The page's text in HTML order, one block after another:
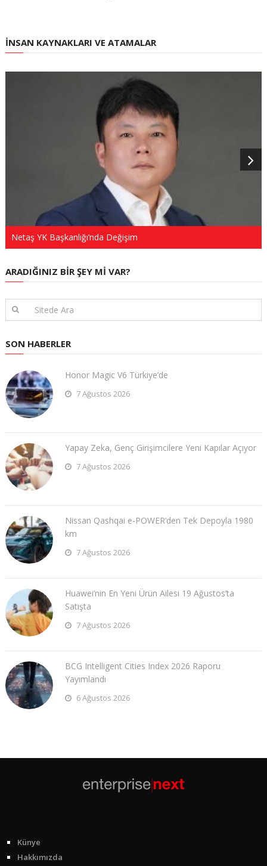
İNSAN KAYNAKLARI VE ATAMALAR
Netaş YK Başkanlığı’nda Değişim
ARADIĞINIZ BIR ŞEY MI VAR?
SON HABERLER
Honor Magic V6 Türkiye’de
7 Ağustos 2026
Yapay Zeka, Genç Girişimcilere Yeni Kapılar Açıyor
7 Ağustos 2026
Nissan Qashqai e-POWER’den Tek Depoyla 1980
km
7 Ağustos 2026
Huawei’nin En Yeni Ürün Ailesi 19 Ağustos’ta
Satışta
7 Ağustos 2026
BCG Intelligent Cities Index 2026 Raporu
Yayımlandı
6 Ağustos 2026
Künye
Hakkımızda